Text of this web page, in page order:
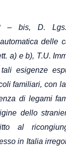
– bis, D.
delle
a) e b), T.U.
tali esigenze
familiari, con
di legami
dello
al
in Italia